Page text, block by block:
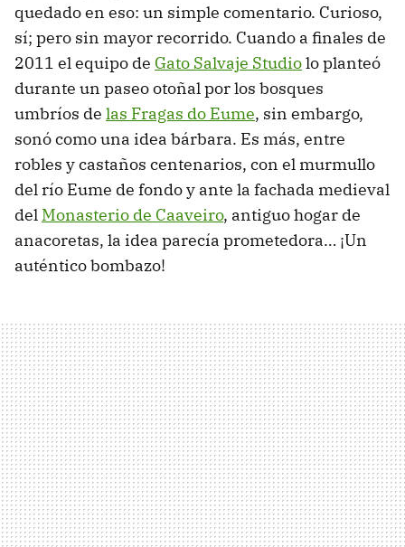
quedado en eso: un simple comentario. Curioso,
sí; pero sin mayor recorrido. Cuando a finales de
2011 el equipo de Gato Salvaje Studiolo planteó
durante un paseo otoñal por los bosques
umbríos de las Fragas do Eume, sin embargo,
sonó como una idea bárbara. Es más, entre
robles y castaños centenarios, con el murmullo
del río Eume de fondo y ante la fachada medieval
del Monasterio de Caaveiro, antiguo hogar de
anacoretas, la idea parecía prometedora… ¡Un
auténtico bombazo!